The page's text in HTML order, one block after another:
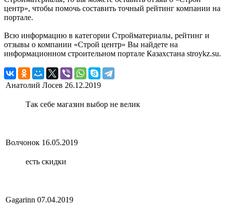
центр», чтобы помочь составить точный рейтинг компании на
портале.
Всю информацию в категории Стройматериалы, рейтинг и
отзывы о компании «Строй центр» Вы найдете на
информационном строительном портале Казахстана stroykz.su.
Анатолий Лосев 26.12.2019
Так себе магазин выбор не велик
Волчонок 16.05.2019
есть скидки
Gagarinn 07.04.2019